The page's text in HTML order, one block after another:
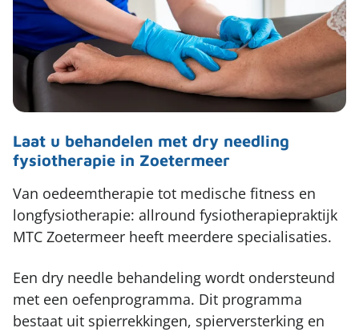
Laat u behandelen met dry needling
fysiotherapie in Zoetermeer
Van oedeemtherapie tot medische fitness en
longfysiotherapie: allround fysiotherapiepraktijk
MTC Zoetermeer heeft meerdere specialisaties.
Een dry needle behandeling wordt ondersteund
met een oefenprogramma. Dit programma
bestaat uit spierrekkingen, spierversterking en